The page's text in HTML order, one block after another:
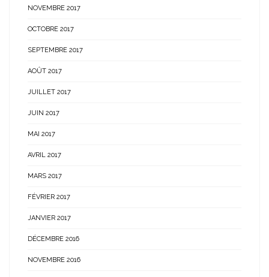
NOVEMBRE 2017
OCTOBRE 2017
SEPTEMBRE 2017
AOÛT 2017
JUILLET 2017
JUIN 2017
MAI 2017
AVRIL 2017
MARS 2017
FÉVRIER 2017
JANVIER 2017
DÉCEMBRE 2016
NOVEMBRE 2016